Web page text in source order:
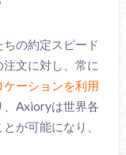
の約定スピード
文に対し、常に
ーションを利用
、Axioryは世界各
が可能になり、